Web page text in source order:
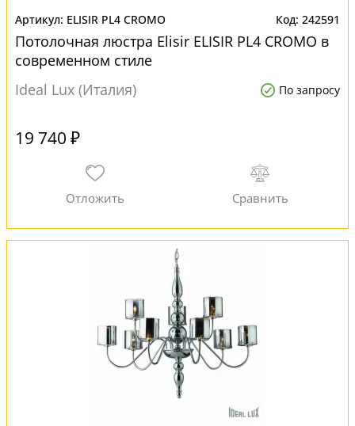
ELISIR PL4 CROMO 242591
Потолочная люстра Elisir ELISIR PL4 CROMO в
современном стиле
Ideal Lux (Италия)
По запросу
19 740 ₽